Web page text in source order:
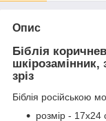
Опис
Біблія
зріз
Біблія російською
розмір - 17х24